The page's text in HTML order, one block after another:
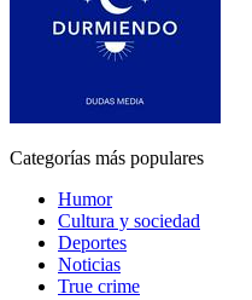
Categorías más populares
Humor
Cultura y sociedad
Deportes
Noticias
True crime